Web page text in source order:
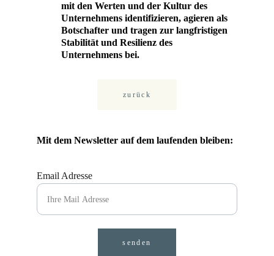
mit den Werten und der Kultur des
Unternehmens identifizieren, agieren als
Botschafter und tragen zur langfristigen
Stabilität und Resilienz des
Unternehmens bei.
zurück
Mit dem Newsletter auf dem laufenden bleiben:
Email Adresse
senden